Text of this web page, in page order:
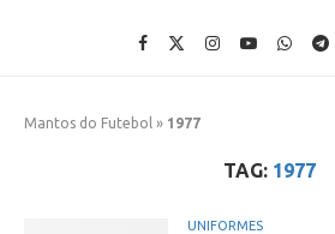
Mantos do Futebol » 1977
TAG: 1977
UNIFORMES